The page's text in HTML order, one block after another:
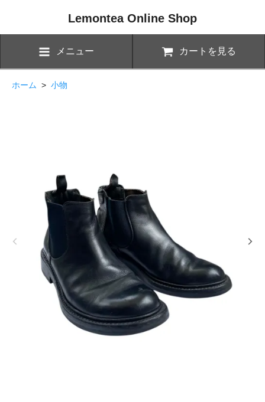
Lemontea Online Shop
メニュー カートを見る
ホーム > 小物